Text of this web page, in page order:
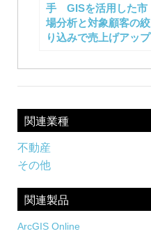
手 GISを活用した市
場分析と対象顧客の絞
り込みで売上げアップ
関連業種
不動産
その他
関連製品
ArcGIS Online